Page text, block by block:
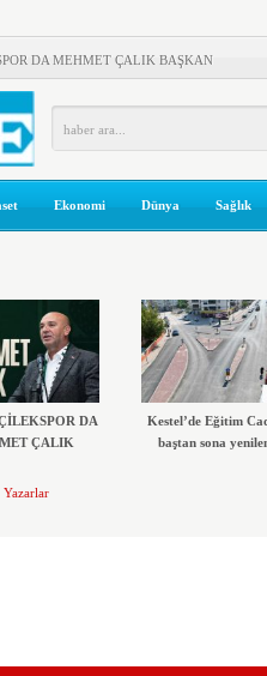
DA MEHMET ÇALIK BAŞKAN
baştan sona yenilendi
Dönemin Eşiğinde
DEĞİŞMELİ..!
yollar yenileniyor
Gümrük Müşavirleri
ERASLAN GÜVEN TAZELEDİ
Ekonomi Dünya Sağlık
DA
ÇALIK
Kestel’de Eğitim
baştan sona
Yazarlar